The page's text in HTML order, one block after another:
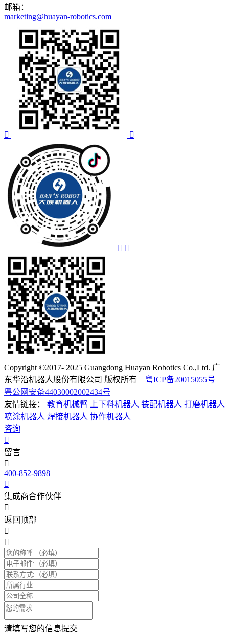
邮箱：
marketing@huayan-robotics.com
Copyright ©2017- 2025 Guangdong Huayan Robotics Co.,Ltd. 广
东华沿机器人股份有限公司 版权所有 粤ICP备20015055号
粤公网安备44030002002434号
友情链接：
教育机械臂 上下料机器人 装配机器人 打磨机器人
喷涂机器人 焊接机器人 协作机器人
咨询
留言
400-852-9898
集成商合作伙伴
返回顶部
请填写您的信息提交